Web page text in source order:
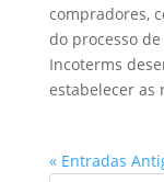
compradores,
do processo
Incoterms
estabelecer as
« Entradas